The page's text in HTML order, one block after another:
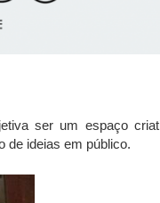
ser um espaço
de ideias em público.